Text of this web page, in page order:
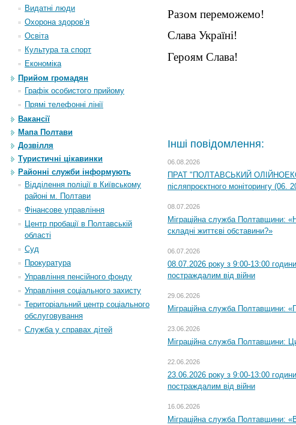
Видатні люди
Охорона здоров’я
Освіта
Культура та спорт
Економіка
Прийом громадян
Графік особистого прийому
Прямі телефонні лінії
Вакансії
Мапа Полтави
Дозвілля
Туристичні цікавинки
Районні служби інформують
Відділення поліції в Київському
районі м. Полтави
Фінансове управління
Центр пробації в Полтавській
області
Суд
Прокуратура
Управління пенсійного фонду
Управління соціального захисту
Територіальний центр соціального
обслуговування
Служба у справах дітей
Разом переможемо!
Слава Україні!
Героям Слава!
Інші повідомлення:
06.08.2026
ПРАТ "ПОЛТАВСЬКИЙ
післяпроєктного моніторингу (06.
08.07.2026
Міграційна служба Полтавщини:
складні життєві обставини?»
06.07.2026
08.07.2026 року з 9:00-13:00
постраждалим від війни
29.06.2026
Міграційна служба Полтавщини:
23.06.2026
Міграційна служба Полтавщини:
22.06.2026
23.06.2026 року з 9:00-13:00
постраждалим від війни
16.06.2026
Міграційна служба Полтавщини: